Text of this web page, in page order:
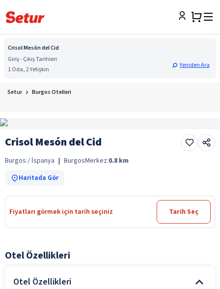
Crisol Mesón del Cid
Giriş - Çıkış Tarihleri
1 Oda, 2 Yetişkin
Yeniden Ara
Setur Burgos Otelleri
Crisol Mesón del Cid
Burgos / İspanya | BurgosMerkez:0.8 km
Haritada Gör
Fiyatları görmek için tarih seçiniz Tarih Seç
Otel Özellikleri
Otel Özellikleri